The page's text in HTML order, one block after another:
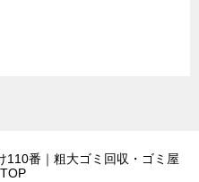
110番｜粗大ゴミ回収・ゴミ屋
TOP